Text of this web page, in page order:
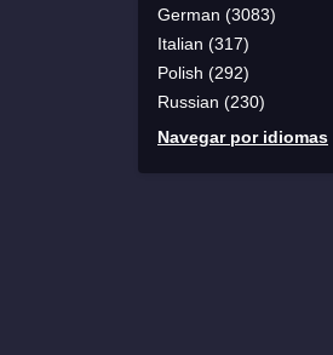
German (3083)
Italian (317)
Polish (292)
Russian (230)
Navegar por idiomas